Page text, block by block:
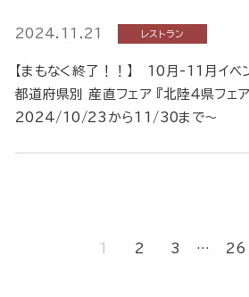
2024.11.21 レストラン
【まもなく終了！！】 10月-11月イ
都道府県別 産直フェア 『北陸４県フェ
2024/10/23から11/30まで～
1 2 3 … 26